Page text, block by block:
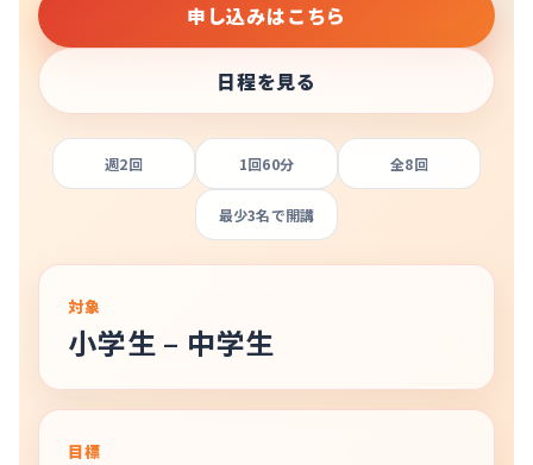
申し込みはこちら
日程を見る
週2回 1回60分 全8回
最少3名で開講
対象
小学生 – 中学生
目標